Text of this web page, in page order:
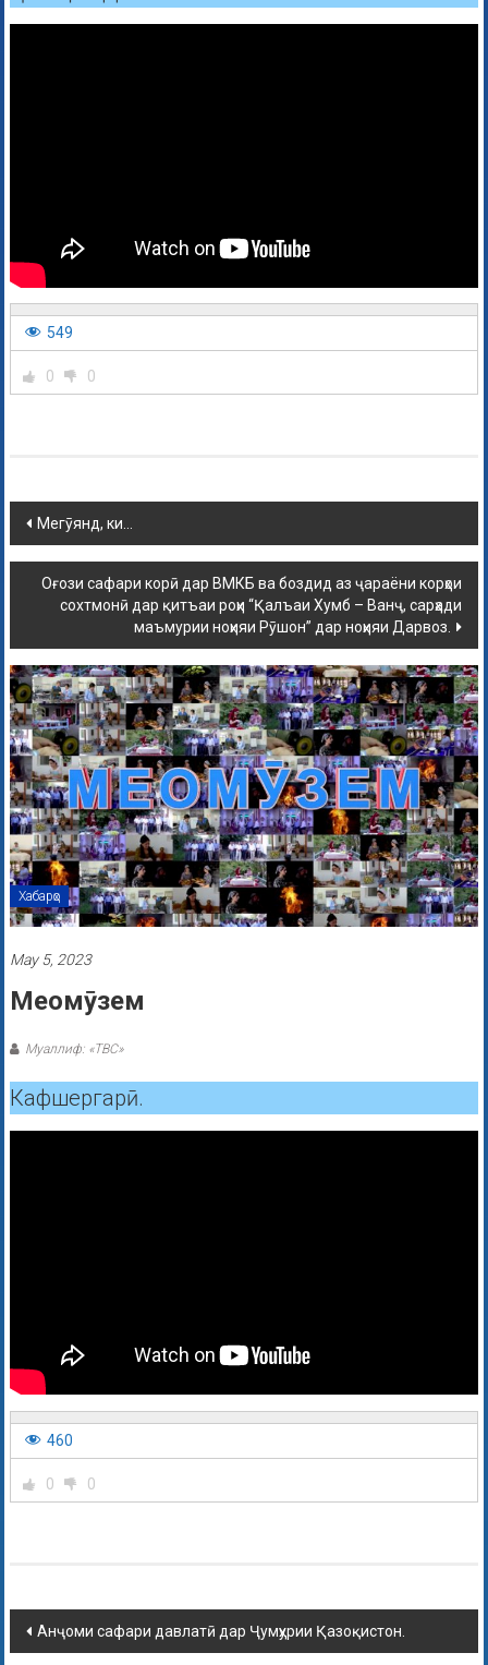
549
0 0
Мегӯянд, ки…
Оғози сафари корӣ дар ВМКБ ва боздид аз ҷараёни корҳои
сохтмонӣ дар қитъаи роҳи “Қалъаи Хумб – Ванҷ, сарҳади
маъмурии ноҳияи Рӯшон” дар ноҳияи Дарвоз.
Хабарҳо
May 5, 2023
Меомӯзем
Муаллиф: «ТВС»
Кафшергарӣ.
460
0 0
Анҷоми сафари давлатӣ дар Ҷумҳурии Қазоқистон.